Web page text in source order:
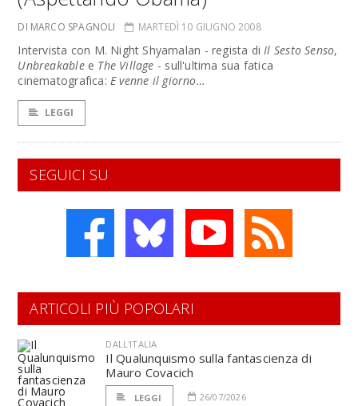
DI MARCO SPAGNOLI MARTEDÌ 10 GIUGNO 2008
Intervista con M. Night Shyamalan - regista diIl Sesto Senso,
Unbreakablee The Village - sull'ultima sua fatica
cinematografica: E venne il giorno…
LEGGI
SEGUICI SU
ARTICOLI PIÙ POPOLARI
DALL'ITALIA
Il Qualunquismo sulla fantascienza di
Mauro Covacich
LEGGI 26/07/2026